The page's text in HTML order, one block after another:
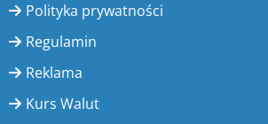
Polityka prywatności
Regulamin
Reklama
Kurs Walut